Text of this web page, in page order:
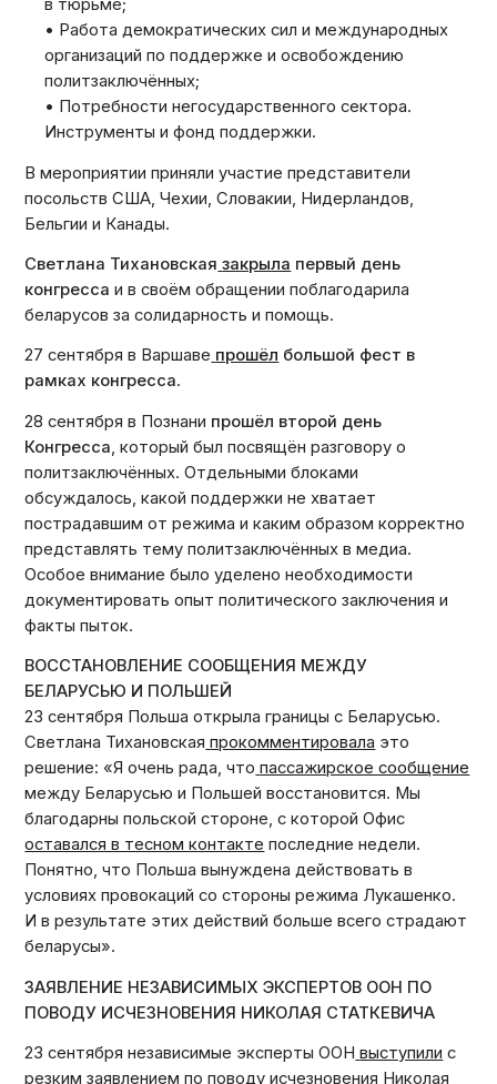
в тюрьме;
• Работа демократических сил и международных
организаций по поддержке и освобождению
политзаключённых;
• Потребности негосударственного сектора.
Инструменты и фонд поддержки.
В мероприятии приняли участие представители
посольств США, Чехии, Словакии, Нидерландов,
Бельгии и Канады.
Светлана Тихановская закрыла первый день
конгресса и в своём обращении поблагодарила
беларусов за солидарность и помощь.
27 сентября в Варшаве прошёл большой фест в
рамках конгресса.
28 сентября в Познани прошёл второй день
Конгресса, который был посвящён разговору о
политзаключённых. Отдельными блоками
обсуждалось, какой поддержки не хватает
пострадавшим от режима и каким образом корректно
представлять тему политзаключённых в медиа.
Особое внимание было уделено необходимости
документировать опыт политического заключения и
факты пыток.
ВОССТАНОВЛЕНИЕ СООБЩЕНИЯ МЕЖДУ
БЕЛАРУСЬЮ И ПОЛЬШЕЙ
23 сентября Польша открыла границы с Беларусью.
Светлана Тихановская прокомментировала это
решение: «Я очень рада, что пассажирское сообщение
между Беларусью и Польшей восстановится. Мы
благодарны польской стороне, с которой Офис
оставался в тесном контакте последние недели.
Понятно, что Польша вынуждена действовать в
условиях провокаций со стороны режима Лукашенко.
И в результате этих действий больше всего страдают
беларусы».
ЗАЯВЛЕНИЕ НЕЗАВИСИМЫХ ЭКСПЕРТОВ ООН ПО
ПОВОДУ ИСЧЕЗНОВЕНИЯ НИКОЛАЯ СТАТКЕВИЧА
23 сентября независимые эксперты ООН выступили с
резким заявлением по поводу исчезновения Николая